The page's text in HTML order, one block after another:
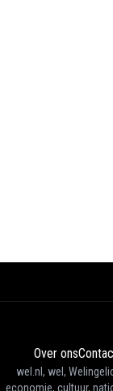
Over ons
wel.nl, wel,
economie, cultuur,